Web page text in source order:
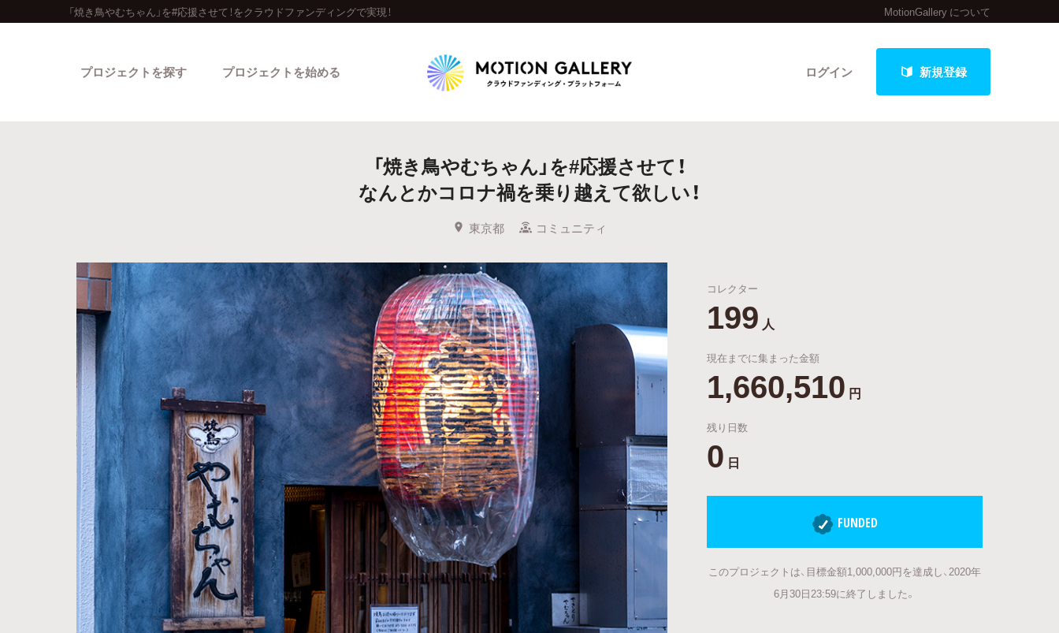
「焼き鳥やむちゃん」を#応援させて！をクラウドファンディングで実現！ MotionGallery について
ログイン 新規登録
プロジェクトを探す
人気のプロジェクト 新着プロジェクト 終了間近のプロジェクト
Feature
カテゴリーから探す タグから探す キュレーターから探す 特集から探す
Legendary
最新達成プロジェクト 調達額が大きいプロジェクト
プロジェクトを始める
「焼き鳥やむちゃん」を#応援させて！
なんとかコロナ禍を乗り越えて欲しい！
東京都 コミュニティ
コレクター
199 人
現在までに集まった金額
1,660,510 円
残り日数
0 日
FUNDED
このプロジェクトは、目標金額1,000,000円を達成し、2020年
6月30日23:59に終了しました。